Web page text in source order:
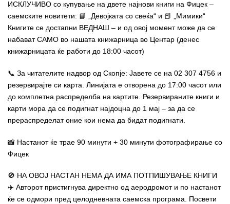
ИСКЛУЧИВО со купување на двете најнови книги на Фицек –
саемските новитети: 📘 „Девојката со свеќа“ и 📕 „Мимики“
Книгите се достапни ВЕДНАШ – и од овој момент може да се
набават САМО во нашата книжарница во Центар (денес
книжарницата ќе работи до 18:00 часот)
📞 За читателите надвор од Скопје: Јавете се на 02 307 4756 и
резервирајте си карта. Линијата е отворена до 17:00 часот или
до комплетна распределба на картите. Резервираните книги и
карти мора да се подигнат најдоцна до 1 мај – за да се
прераспределат оние кои нема да бидат подигнати.
📸 Настанот ќе трае 90 минути + 30 минути фотографирање со
Фицек
🚫 НА ОВОЈ НАСТАН НЕМА ДА ИМА ПОТПИШУВАЊЕ КНИГИ
✈️ Авторот пристигнува директно од аеродромот и по настанот
ќе се одмори пред целодневната саемска програма. Посвети